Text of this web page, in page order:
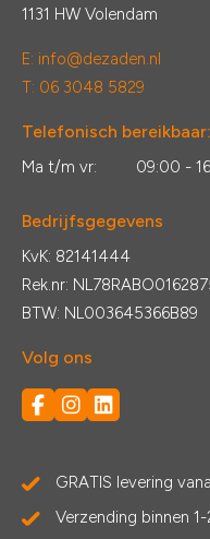
1131 HW Volendam
E: info@dezaden.nl
T: 06 3048 5829
Telefonisch bereikbaar:
Ma t/m vr: 09:00 -
Bedrijfsgegevens
KvK: 82141444
Rek.nr:
BTW: NL003645366B89
Volg ons
GRATIS levering
Verzending binnen